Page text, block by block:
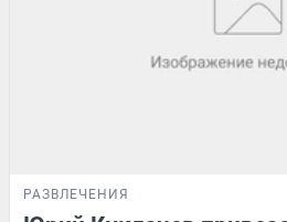
РАЗВЛЕЧЕНИЯ